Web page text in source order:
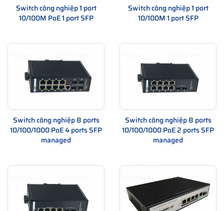
Switch công nghiệp 1 port
10/100M PoE 1 port SFP
Switch công nghiệp 1 port
10/100M 1 port SFP
Switch công nghiệp 8 ports
10/100/1000 PoE 4 ports SFP
managed
Switch công nghiệp 8 ports
10/100/1000 PoE 2 ports SFP
managed